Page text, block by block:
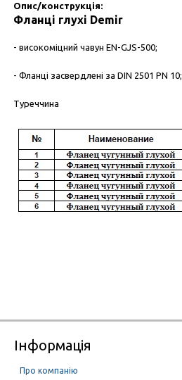
Опис/конструкція:
Фланці глухі Demir
- високоміцний чавун EN-GJS-500;
- Фланці засвердлені за DIN 2501 PN 10;
Туреччина
Інформація
Про компанію